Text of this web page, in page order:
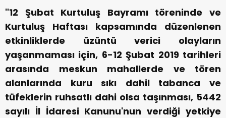
"12 Şubat Kurtuluş Bayramı töreninde ve
Kurtuluş Haftası kapsamında düzenlenen
etkinliklerde üzüntü verici olayların
yaşanmaması için, 6-12 Şubat 2019 tarihleri
arasında meskun mahallerde ve tören
alanlarında kuru sıkı dahil tabanca ve
tüfeklerin ruhsatlı dahi olsa taşınması, 5442
sayılı İl İdaresi Kanunu'nun verdiği yetkiye